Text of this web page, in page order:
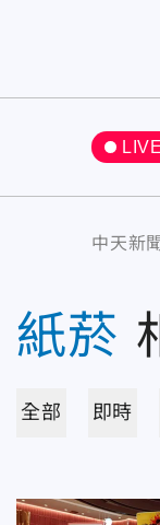
中天新
紙菸
全部 即時